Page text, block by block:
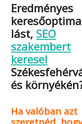
Eredményes
lást, SEO
szakembert
keresel
és
Ha valóban azt